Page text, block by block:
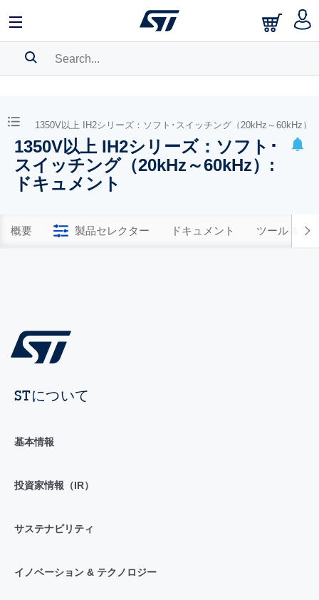
BOOKMARK
Pleaselog in to show your saved searches.
） 1350V以上 IH2シリーズ：ソフト･スイッチング（20kHz～60kHz）
1350V以上 IH2シリーズ：ソフト･
スイッチング（20kHz～60kHz）:
ドキュメント
概要 製品セレクター ドキュメント ツール & ソ
STについて
基本情報
投資家情報（IR）
サステナビリティ
イノベーション & テクノロジー